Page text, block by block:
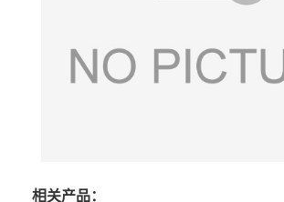
相关产品：